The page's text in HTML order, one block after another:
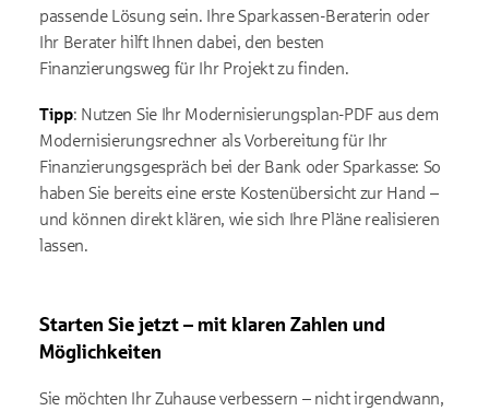
passende Lösung sein. Ihre Sparkassen-Beraterin oder
Ihr Berater hilft Ihnen dabei, den besten
Finanzierungsweg für Ihr Projekt zu finden.
Tipp: Nutzen Sie Ihr Modernisierungsplan-PDF aus dem
Modernisierungsrechner als Vorbereitung für Ihr
Finanzierungsgespräch bei der Bank oder Sparkasse: So
haben Sie bereits eine erste Kostenübersicht zur Hand –
und können direkt klären, wie sich Ihre Pläne realisieren
lassen.
Starten Sie jetzt – mit klaren Zahlen und
Möglichkeiten
Sie möchten Ihr Zuhause verbessern – nicht irgendwann,